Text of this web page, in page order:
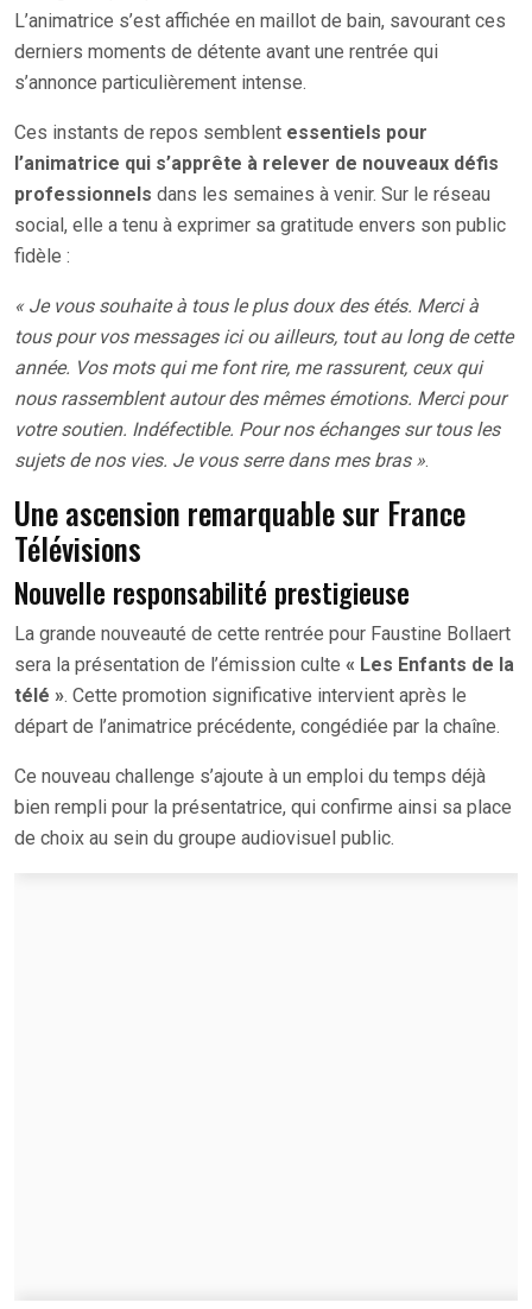
L’animatrice s’est affichée en maillot de bain, savourant ces
derniers moments de détente avant une rentrée qui
s’annonce particulièrement intense.
Ces instants de repos semblent essentiels pour
l’animatrice qui s’apprête à relever de nouveaux défis
professionnels dans les semaines à venir. Sur le réseau
social, elle a tenu à exprimer sa gratitude envers son public
fidèle :
« Je vous souhaite à tous le plus doux des étés. Merci à
tous pour vos messages ici ou ailleurs, tout au long de cette
année. Vos mots qui me font rire, me rassurent, ceux qui
nous rassemblent autour des mêmes émotions. Merci pour
votre soutien. Indéfectible. Pour nos échanges sur tous les
sujets de nos vies. Je vous serre dans mes bras ».
Une ascension remarquable sur France
Télévisions
Nouvelle responsabilité prestigieuse
La grande nouveauté de cette rentrée pour Faustine Bollaert
sera la présentation de l’émission culte « Les Enfants de la
télé ». Cette promotion significative intervient après le
départ de l’animatrice précédente, congédiée par la chaîne.
Ce nouveau challenge s’ajoute à un emploi du temps déjà
bien rempli pour la présentatrice, qui confirme ainsi sa place
de choix au sein du groupe audiovisuel public.